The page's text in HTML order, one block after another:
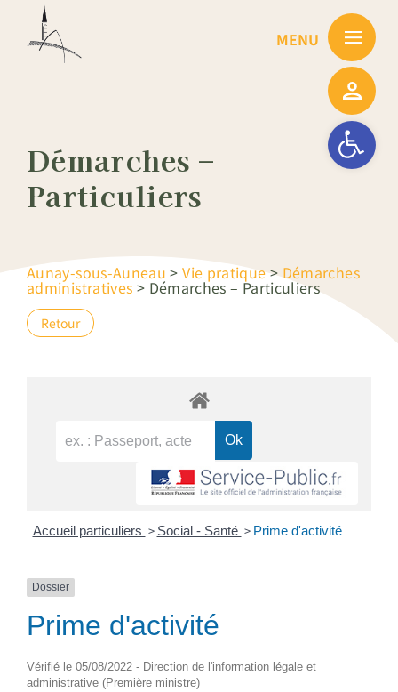
Ouvrir la
Démarches –
Particuliers
Aunay-sous-Auneau >Vie pratique>Démarches
administratives > Démarches – Particuliers
Retour
Accueil particuliers > Social - Santé > Prime d'activité
Dossier
Prime d'activité
Vérifié le 05/08/2022 - Direction de l'information légale et
administrative (Première ministre)